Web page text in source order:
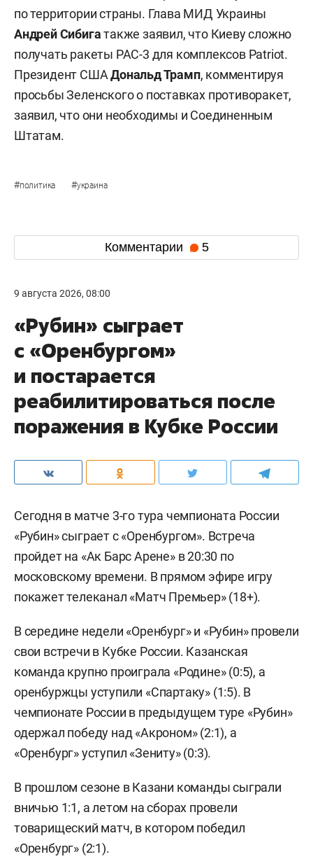
по территории страны. Глава МИД Украины
Андрей Сибигатакже заявил, что Киеву сложно
получать ракеты PAC-3 для комплексов Patriot.
Президент СШАДональд Трамп, комментируя
просьбы Зеленского о поставках противоракет,
заявил, что они необходимы и Соединенным
Штатам.
#политика #украина
Комментарии 5
9 августа 2026, 08:00
«Рубин» сыграет
с «Оренбургом»
и постарается
реабилитироваться после
поражения в Кубке России
Сегодня в матче 3-го тура чемпионата России
«Рубин» сыграет с «Оренбургом». Встреча
пройдет на «Ак Барс Арене» в 20:30 по
московскому времени. В прямом эфире игру
покажет телеканал «Матч Премьер» (18+).
В середине недели «Оренбург» и «Рубин» провели
свои встречи в Кубке России. Казанская
команда крупно проиграла «Родине» (0:5), а
оренбуржцы уступили «Спартаку» (1:5). В
чемпионате России в предыдущем туре «Рубин»
одержал победу над «Акроном» (2:1), а
«Оренбург» уступил «Зениту» (0:3).
В прошлом сезоне в Казани команды сыграли
вничью 1:1, а летом на сборах провели
товарищеский матч, в котором победил
«Оренбург» (2:1).